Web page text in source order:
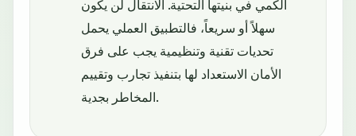
الكمي في بنيتها التحتية. الانتقال لن يكون
سهلاً أو سريعاً، فالتطبيق العملي يحمل
تحديات تقنية وتنظيمية يجب على فرق
الأمان الاستعداد لها بتنفيذ تجارب وتقييم
المخاطر بجدية.